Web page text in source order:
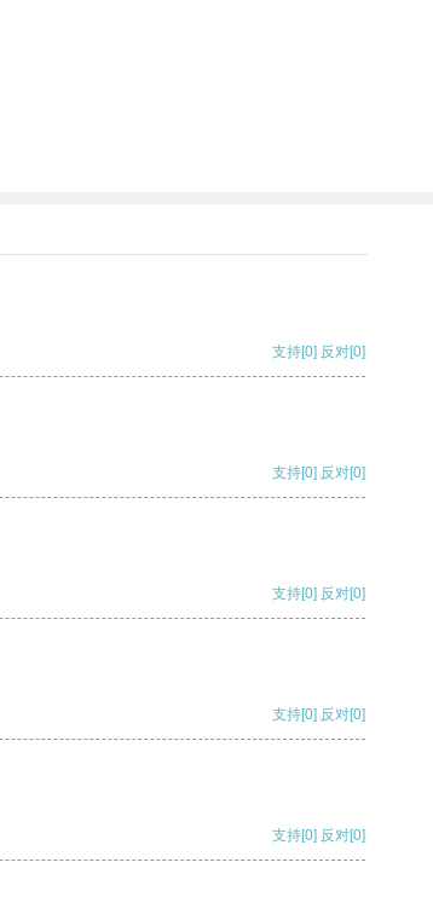
支持[0] 反对[0]
支持[0] 反对[0]
支持[0] 反对[0]
支持[0] 反对[0]
支持[0] 反对[0]